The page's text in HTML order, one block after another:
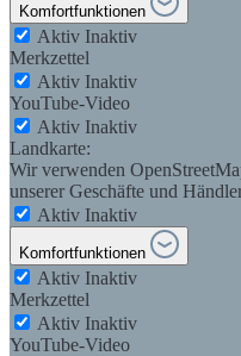
Komfortfunktionen
Aktiv Inaktiv
Merkzettel
Aktiv Inaktiv
YouTube-Video
Aktiv Inaktiv
Landkarte:
Wir verwenden
unserer Geschäfte und
Aktiv Inaktiv
Komfortfunktionen
Aktiv Inaktiv
Merkzettel
Aktiv Inaktiv
YouTube-Video